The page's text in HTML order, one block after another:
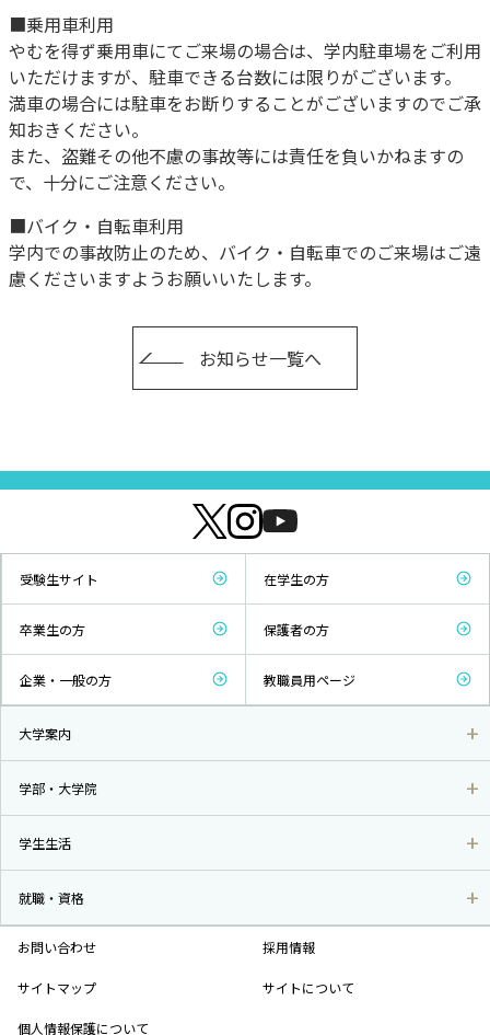
■乗用車利用
やむを得ず乗用車にてご来場の場合は、学内駐車場をご利用
いただけますが、駐車できる台数には限りがございます。
満車の場合には駐車をお断りすることがございますのでご承
知おきください。
また、盗難その他不慮の事故等には責任を負いかねますの
で、十分にご注意ください。
■バイク・自転車利用
学内での事故防止のため、バイク・自転車でのご来場はご遠
慮くださいますようお願いいたします。
お知らせ一覧へ
受験生サイト 在学生の方
卒業生の方 保護者の方
企業・一般の方 教職員用ページ
大学案内
学部・大学院
学生生活
就職・資格
お問い合わせ 採用情報
サイトマップ サイトについて
個人情報保護について